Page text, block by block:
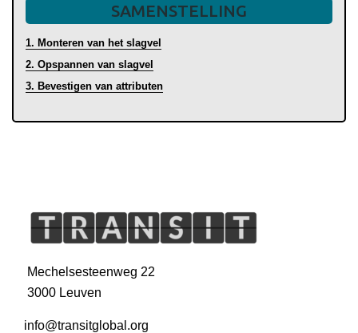
SAMENSTELLING
1. Monteren van het slagvel
2. Opspannen van slagvel
3. Bevestigen van attributen
Mechelsesteenweg 22
3000 Leuven
info@transitglobal.org